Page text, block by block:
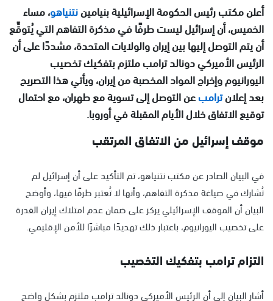
أعلن مكتب رئيس الحكومة الإسرائيلية بنياميننتنياهو، مساء
الخميس، أن إسرائيل ليست طرفًا في مذكرة التفاهم التي يُتوقَّع
أن يتم التوصل إليها بين إيران والولايات المتحدة، مشددًا على أن
الرئيس الأميركي دونالد ترامب ملتزم بتفكيك تخصيب
اليورانيوم وإخراج المواد المخصبة من إيران، ويأتي هذا التصريح
بعد إعلانترامبعن التوصل إلى تسوية مع طهران، مع احتمال
توقيع الاتفاق خلال الأيام المقبلة في أوروبا.
موقف إسرائيل من الاتفاق المرتقب
في البيان الصادر عن مكتب نتنياهو، تم التأكيد على أن إسرائيل لم
تُشارك في صياغة مذكرة التفاهم، وأنها لا تُعتبر طرفًا فيها، وأوضح
البيان أن الموقف الإسرائيلي يركز على ضمان عدم امتلاك إيران القدرة
على تخصيب اليورانيوم، باعتبار ذلك تهديدًا مباشرًا للأمن الإقليمي.
التزام ترامب بتفكيك التخصيب
أشار البيان إلى أن الرئيس الأميركي دونالد ترامب ملتزم بشكل واضح